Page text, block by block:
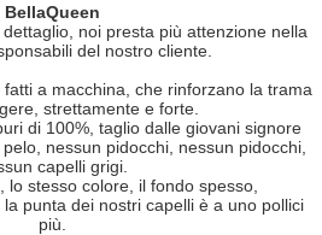
BellaQueen
noi presta più attenzione nella
del nostro cliente.
a macchina, che rinforzano la trama
strettamente e forte.
di 100%, taglio dalle giovani signore
nessun pidocchi, nessun pidocchi,
capelli grigi.
lo stesso colore, il fondo spesso,
punta dei nostri capelli è a uno pollici
più.